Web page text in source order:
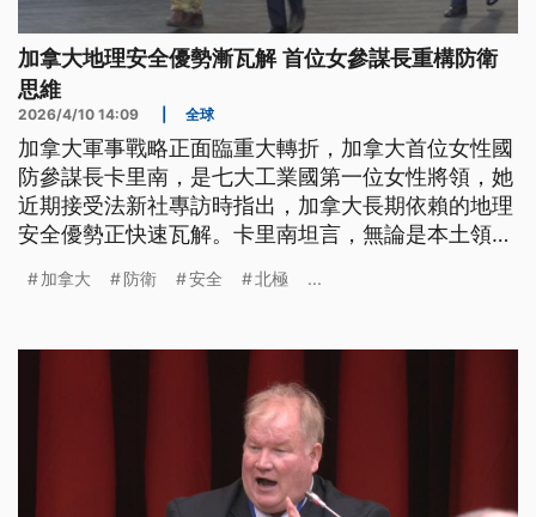
加拿大地理安全優勢漸瓦解 首位女參謀長重構防衛
思維
2026/4/10 14:09 全球
加拿大軍事戰略正面臨重大轉折，加拿大首位女性國
防參謀長卡里南，是七大工業國第一位女性將領，她
近期接受法新社專訪時指出，加拿大長期依賴的地理
安全優勢正快速瓦解。卡里南坦言，無論是本土領土
遷與國際局勢變動的雙重影響下，加拿大過去相對穩
全面調整。
加拿大 防衛 安全 北極 ...